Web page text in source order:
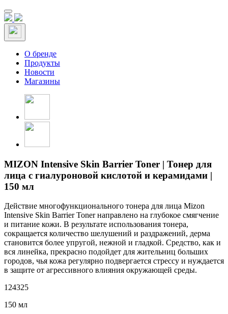
О бренде
Продукты
Новости
Магазины
MIZON Intensive Skin Barrier Toner | Тонер для
лица с гиалуроновой кислотой и керамидами |
150 мл
Действие многофункционального тонера для лица Mizon
Intensive Skin Barrier Toner направлено на глубокое смягчение
и питание кожи. В результате использования тонера,
сокращается количество шелушений и раздражений, дерма
становится более упругой, нежной и гладкой. Средство, как и
вся линейка, прекрасно подойдет для жительниц больших
городов, чья кожа регулярно подвергается стрессу и нуждается
в защите от агрессивного влияния окружающей среды.
124325
150 мл